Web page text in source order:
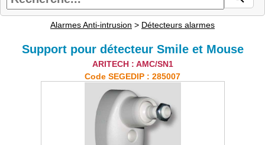
Alarmes Anti-intrusion > Détecteurs alarmes
Support pour détecteur Smile et Mouse
ARITECH : AMC/SN1
Code SEGEDIP : 285007